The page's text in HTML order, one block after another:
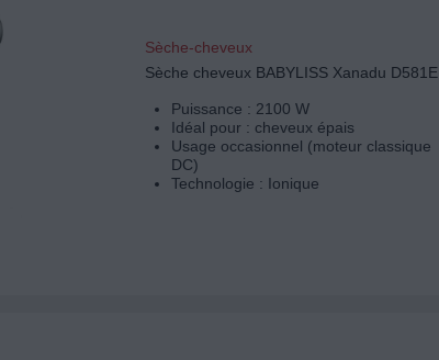
Sèche-cheveux
Sèche cheveux BABYLISS Xanadu D581E
Puissance : 2100 W
Idéal pour : cheveux épais
Usage occasionnel (moteur classique
DC)
Technologie : Ionique